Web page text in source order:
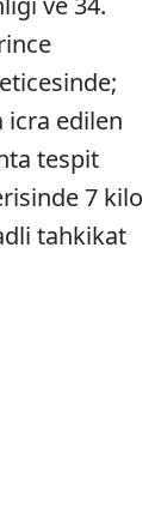
icra edilen
tespit
7 kilo
tahkikat